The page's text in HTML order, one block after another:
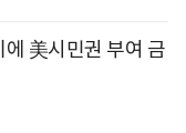
美시민권 부여 금